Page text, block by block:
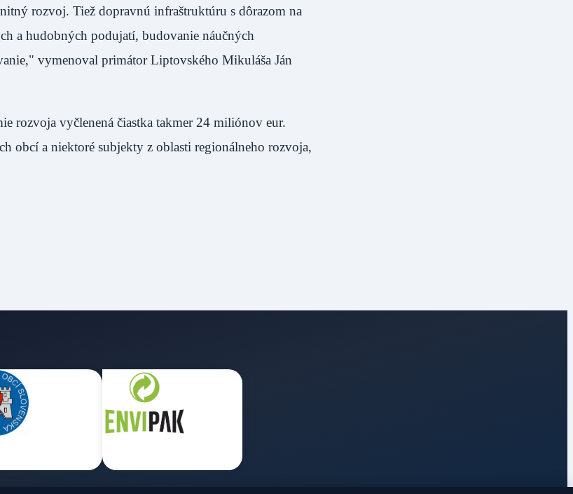
rozvoj. Tiež dopravnú infraštruktúru s dôrazom na
a hudobných podujatí, budovanie náučných
vymenoval primátor Liptovského Mikuláša Ján
rozvoja vyčlenená čiastka takmer 24 miliónov eur.
obcí a niektoré subjekty z oblasti regionálneho rozvoja,